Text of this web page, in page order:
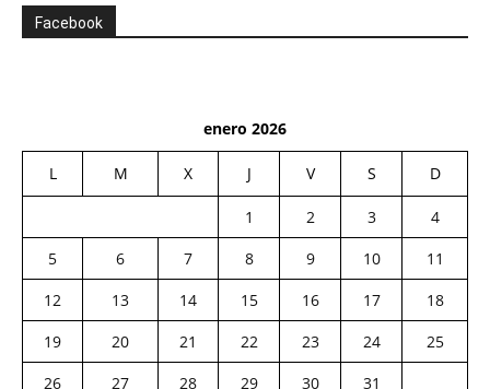
Facebook
enero 2026
L M X J V S D
1 2 3
4
5
6 7 8 9 10
11
12
13 14 15 16 17
18
19
20 21 22 23 24
25
26
27 28 29 30
31